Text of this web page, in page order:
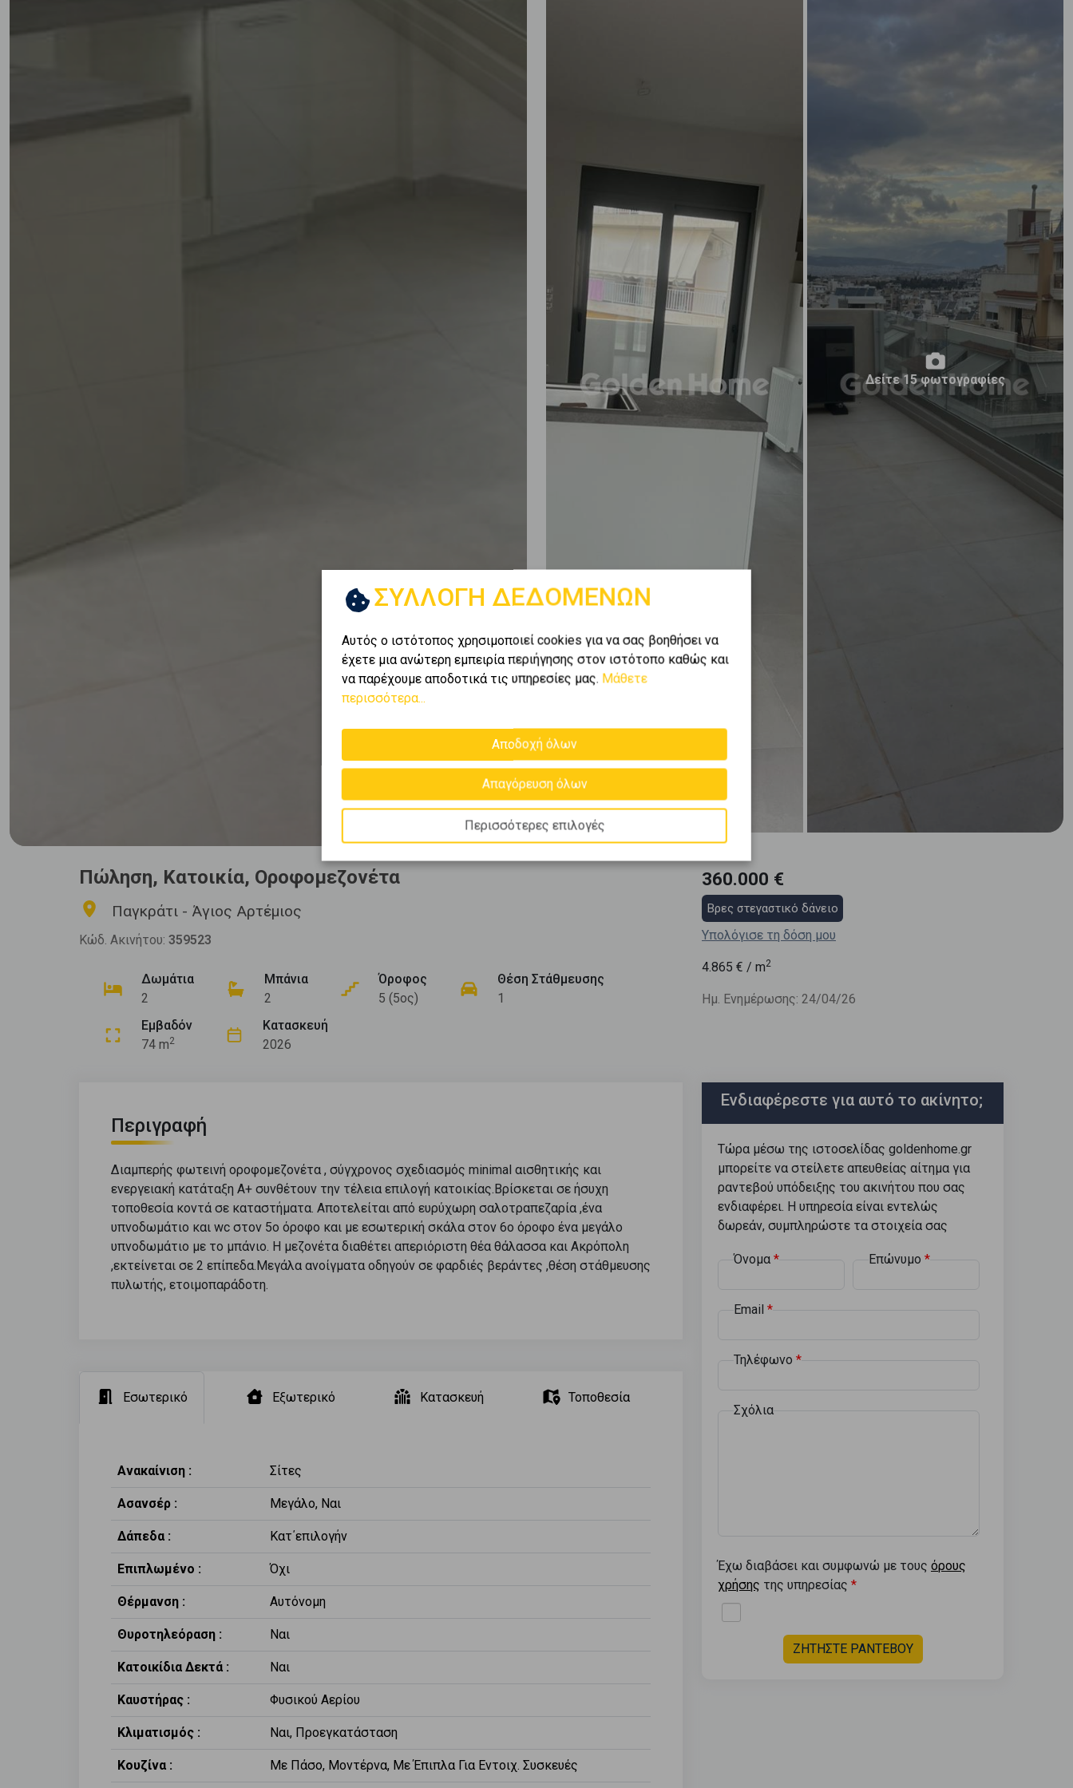
Δείτε 15 φωτογραφίες
Πώληση, Κατοικία, Οροφομεζονέτα
Παγκράτι - Άγιος Αρτέμιος
Κώδ. Ακινήτου: 359523
Δωμάτια
2
Μπάνια
2
Όροφος
5 (5ος)
Θέση Στάθμευσης
1
Εμβαδόν
74 m2
Κατασκευή
2026
360.000 €
Βρες στεγαστικό δάνειο
Υπολόγισε τη δόση μου
4.865 € / m2
Ημ. Ενημέρωσης: 24/04/26
Περιγραφή
Διαμπερής φωτεινή οροφομεζονέτα , σύγχρονος σχεδιασμός minimal αισθητικής και
ενεργειακή κατάταξη Α+ συνθέτουν την τέλεια επιλογή κατοικίας.Βρίσκεται σε ήσυχη
τοποθεσία κοντά σε καταστήματα. Αποτελείται από ευρύχωρη σαλοτραπεζαρία ,ένα
υπνοδωμάτιο και wc στον 5ο όροφο και με εσωτερική σκάλα στον 6ο όροφο ένα μεγάλο
υπνοδωμάτιο με το μπάνιο. Η μεζονέτα διαθέτει απεριόριστη θέα θάλασσα και Ακρόπολη
,εκτείνεται σε 2 επίπεδα.Μεγάλα ανοίγματα οδηγούν σε φαρδιές βεράντες ,θέση στάθμευσης
πυλωτής, ετοιμοπαράδοτη.
Ενδιαφέρεστε για αυτό το ακίνητο;
Τώρα μέσω της ιστοσελίδας goldenhome.gr
μπορείτε να στείλετε απευθείας αίτημα για
ραντεβού υπόδειξης του ακινήτου που σας
ενδιαφέρει. Η υπηρεσία είναι εντελώς
δωρεάν, συμπληρώστε τα στοιχεία σας
Όνομα Επώνυμο
Email
Τηλέφωνο
Σχόλια
Έχω διαβάσει και συμφωνώ με τους όρους
χρήσης της υπηρεσίας
ΖΗΤΗΣΤΕ ΡΑΝΤΕΒΟΥ
Εσωτερικό Εξωτερικό Κατασκευή Τοποθεσία
Ανακαίνιση : Σίτες
Ασανσέρ : Μεγάλο, Ναι
Δάπεδα : Κατ΄επιλογήν
Επιπλωμένο : Όχι
Θέρμανση : Αυτόνομη
Θυροτηλεόραση : Ναι
Κατοικίδια Δεκτά : Ναι
Καυστήρας : Φυσικού Αερίου
Κλιματισμός : Ναι, Προεγκατάσταση
Κουζίνα : Με Πάσο, Μοντέρνα, Με Έπιπλα Για Εντοιχ. Συσκευές
ΣΥΛΛΟΓΗ ΔΕΔΟΜΕΝΩΝ
Αυτός ο ιστότοπος χρησιμοποιεί cookies για να σας βοηθήσει να
έχετε μια ανώτερη εμπειρία περιήγησης στον ιστότοπο καθώς και
να παρέχουμε αποδοτικά τις υπηρεσίες μας. Μάθετε
περισσότερα...
Αποδοχή όλων
Απαγόρευση όλων
Περισσότερες επιλογές